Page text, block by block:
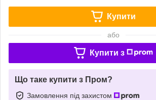
Купити
або
Купити з
Що таке купити з Пром?
Замовлення під захистом